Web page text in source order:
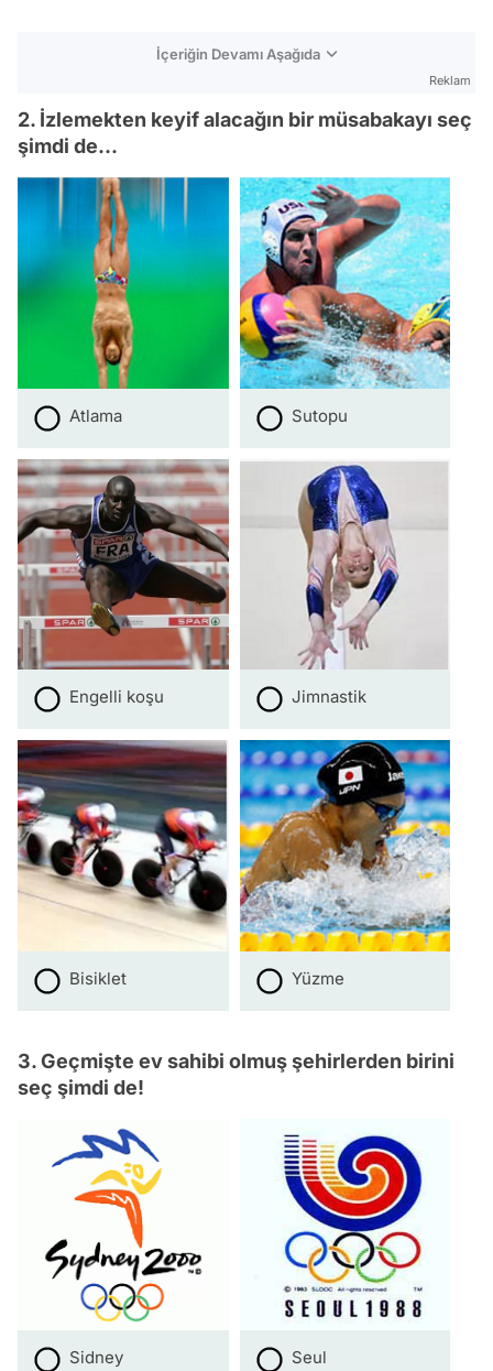
İçeriğin Devamı Aşağıda
Reklam
2. İzlemekten keyif alacağın bir müsabakayı seç
şimdi de...
Atlama Sutopu
Engelli koşu Jimnastik
Bisiklet Yüzme
3. Geçmişte ev sahibi olmuş şehirlerden birini
seç şimdi de!
Sidney Seul